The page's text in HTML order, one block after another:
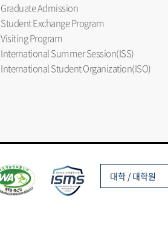
Graduate Admission
Student Exchange Program
Visiting Program
International Summer Session(ISS)
International Student Organization(ISO)
대학 / 대학원